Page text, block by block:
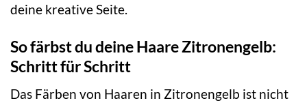
deine kreative Seite.
So färbst du deine Haare Zitronengelb:
Schritt für Schritt
Das Färben von Haaren in Zitronengelb ist nicht